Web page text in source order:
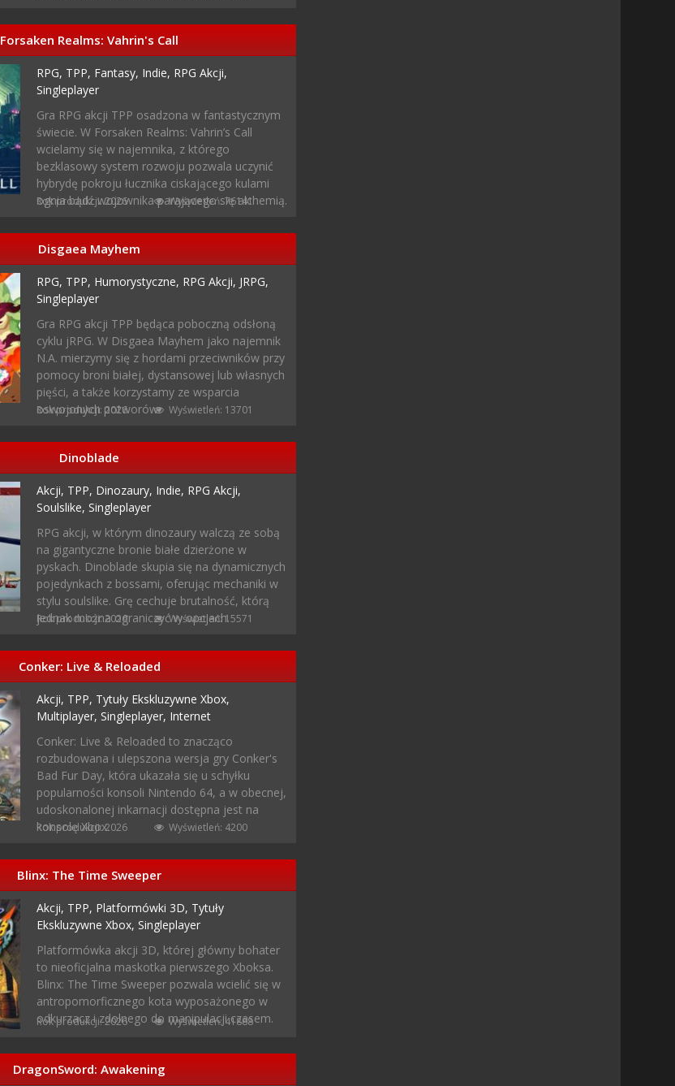
Forsaken Realms: Vahrin's Call
RPG, TPP, Fantasy, Indie, RPG Akcji,
Singleplayer
Gra RPG akcji TPP osadzona w fantastycznym
świecie. W Forsaken Realms: Vahrin’s Call
wcielamy się w najemnika, z którego
bezklasowy system rozwoju pozwala uczynić
hybrydę pokroju łucznika ciskającego kulami
ognia bądź wojownika parającego się alchemią.
Rok produkcji: 2026 Wyświetleń: 76141
Disgaea Mayhem
RPG, TPP, Humorystyczne, RPG Akcji, JRPG,
Singleplayer
Gra RPG akcji TPP będąca poboczną odsłoną
cyklu jRPG. W Disgaea Mayhem jako najemnik
N.A. mierzymy się z hordami przeciwników przy
pomocy broni białej, dystansowej lub własnych
pięści, a także korzystamy ze wsparcia
oswojonych potworów.
Rok produkcji: 2026 Wyświetleń: 13701
Dinoblade
Akcji, TPP, Dinozaury, Indie, RPG Akcji,
Soulslike,Singleplayer
RPG akcji, w którym dinozaury walczą ze sobą
na gigantyczne bronie białe dzierżone w
pyskach. Dinoblade skupia się na dynamicznych
pojedynkach z bossami, oferując mechaniki w
stylu soulslike. Grę cechuje brutalność, którą
jednak można ograniczyć w opcjach.
Rok produkcji: 2026 Wyświetleń: 15571
Conker: Live & Reloaded
Akcji, TPP, Tytuły Ekskluzywne Xbox,
Multiplayer,Singleplayer, Internet
Conker: Live & Reloaded to znacząco
rozbudowana i ulepszona wersja gry Conker's
Bad Fur Day, która ukazała się u schyłku
popularności konsoli Nintendo 64, a w obecnej,
udoskonalonej inkarnacji dostępna jest na
konsolę Xbox.
Rok produkcji: 2026 Wyświetleń: 4200
Blinx: The Time Sweeper
Akcji, TPP, Platformówki 3D, Tytuły
Ekskluzywne Xbox,Singleplayer
Platformówka akcji 3D, której główny bohater
to nieoficjalna maskotka pierwszego Xboksa.
Blinx: The Time Sweeper pozwala wcielić się w
antropomorficznego kota wyposażonego w
odkurzacz i zdolnego do manipulacji czasem.
Rok produkcji: 2026 Wyświetleń: 41888
DragonSword: Awakening